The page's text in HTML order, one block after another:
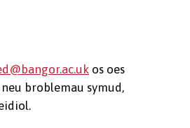
os oes
broblemau symud,